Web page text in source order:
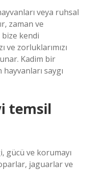
veya ruhsal
zaman ve
bize kendi
ve zorluklarımızı
Kadim bir
saygı
temsil
gücü ve korumayı
jaguarlar ve